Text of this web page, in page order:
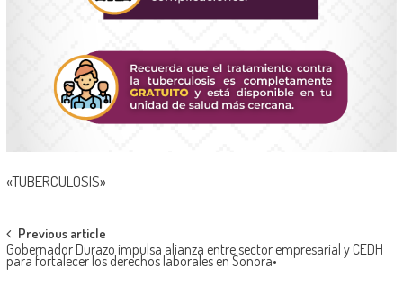
«TUBERCULOSIS»
Post
navigation
Previous article
Gobernador Durazo impulsa alianza entre sector empresarial y CEDH
para fortalecer los derechos laborales en Sonora•